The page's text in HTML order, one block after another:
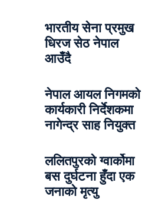
भारतीय सेना प्रमुख
धिरज सेठ नेपाल
आउँदै
नेपाल आयल निगमको
कार्यकारी निर्देशकमा
नागेन्द्र साह नियुक्त
ललितपुरको ग्वार्कोमा
बस दुर्घटना हुँदा एक
जनाको मृत्यु